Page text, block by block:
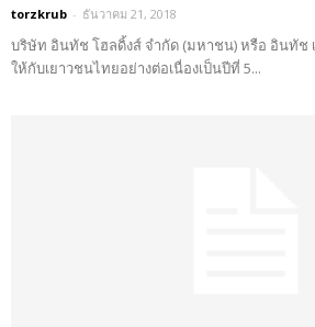
torzkrub - ธันวาคม 21, 2018
บริษัท อินทัช โฮลดิ้งส์ จำกัด (มหาชน) หรือ อินทัช
ให้กับเยาวชนไทยอย่างต่อเนื่องเป็นปีที่ 5...